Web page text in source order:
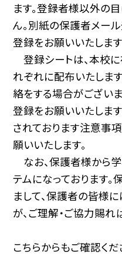
ます。登録者様以外の
ん。別紙の保護者メー
登録をお願いいたします
登録シートは、本校
れぞれに配布いたしま
絡をする場合がござい
登録をお願いいたしま
されております注意事
願いいたします。
なお、保護者様から
テムになっております
まして、保護者の皆様
が、ご理解・ご協力賜れ
こちらからもご確認く